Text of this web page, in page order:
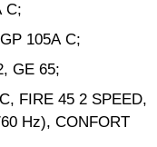
C;
105A C;
GE 65;
FIRE 45 2 SPEED,
Hz), CONFORT